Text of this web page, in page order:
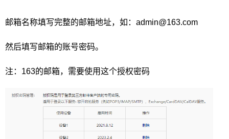
邮箱名称填写完整的邮箱地址，如：admin@163.com
然后填写邮箱的账号密码。
注：163的邮箱，需要使用这个授权密码